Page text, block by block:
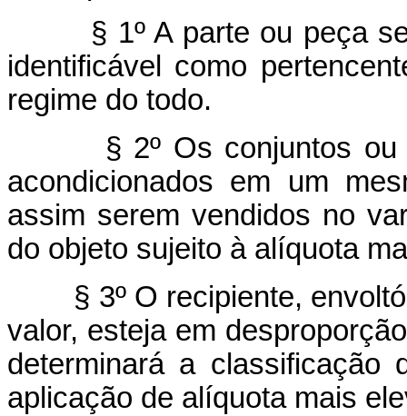
§ 1º A parte ou peça
identificável como
regime do todo.
§ 2º Os conjuntos ou
acondicionados em um
assim serem vendidos no
do objeto sujeito à alíquota
§ 3º O recipiente,
valor, esteja em
determinará a classificação
aplicação de alíquota mais